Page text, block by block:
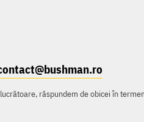
răspundem de obicei în